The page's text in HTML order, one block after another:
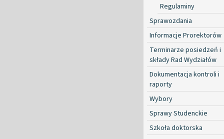
Regulaminy
Sprawozdania
Informacje Prorektorów
Terminarze posiedzeń i
składy Rad Wydziałów
Dokumentacja kontroli i
raporty
Wybory
Sprawy Studenckie
Szkoła doktorska